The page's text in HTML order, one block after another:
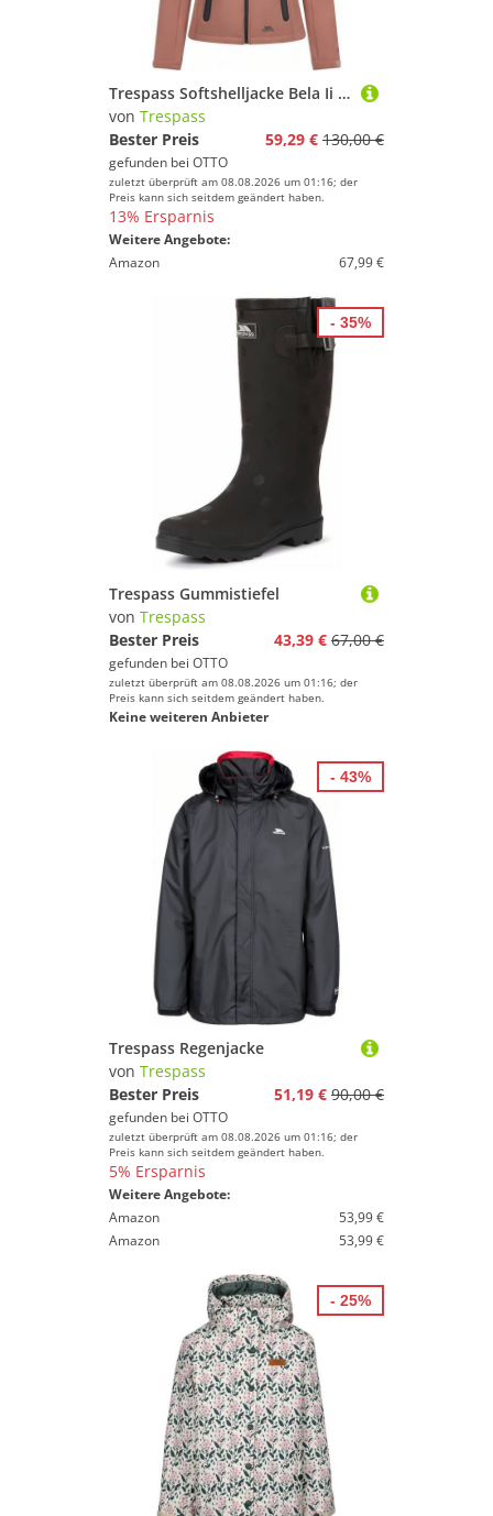
Trespass Softshelljacke Bela Ii Softshell Jacket
von Trespass
Bester Preis
59,29 € 130,00 €
gefunden bei OTTO
zuletzt überprüft am 08.08.2026 um 01:16; der
Preis kann sich seitdem geändert haben.
13% Ersparnis
Weitere Angebote:
Amazon
67,99 €
Trespass Gummistiefel
von Trespass
Bester Preis
43,39 € 67,00 €
gefunden bei OTTO
zuletzt überprüft am 08.08.2026 um 01:16; der
Preis kann sich seitdem geändert haben.
Keine weiteren Anbieter
- 35%
Trespass Regenjacke
von Trespass
Bester Preis
51,19 € 90,00 €
gefunden bei OTTO
zuletzt überprüft am 08.08.2026 um 01:16; der
Preis kann sich seitdem geändert haben.
5% Ersparnis
Weitere Angebote:
Amazon
53,99 €
Amazon
53,99 €
- 43%
- 25%